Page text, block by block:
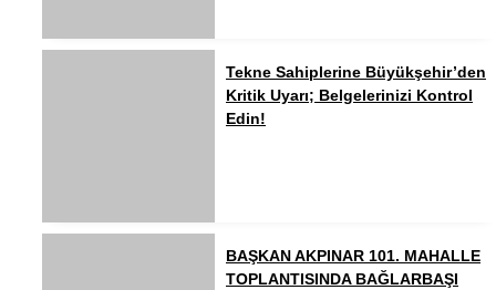
Tekne Sahiplerine Büyükşehir’den
Kritik Uyarı; Belgelerinizi Kontrol
Edin!
BAŞKAN AKPINAR 101. MAHALLE
TOPLANTISINDA BAĞLARBAŞI